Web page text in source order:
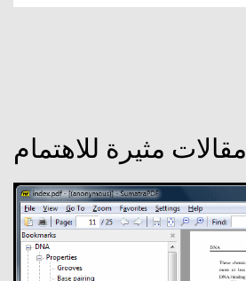
مقالات مثيرة للاهتمام